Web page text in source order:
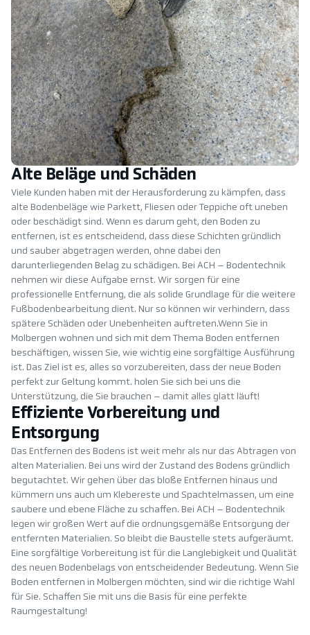
Alte Beläge und Schäden
Viele Kunden haben mit der Herausforderung zu kämpfen, dass
alte Bodenbeläge wie Parkett, Fliesen oder Teppiche oft uneben
oder beschädigt sind. Wenn es darum geht, den Boden zu
entfernen, ist es entscheidend, dass diese Schichten gründlich
und sauber abgetragen werden, ohne dabei den
darunterliegenden Belag zu schädigen. Bei ACH – Bodentechnik
nehmen wir diese Aufgabe ernst. Wir sorgen für eine
professionelle Entfernung, die als solide Grundlage für die weitere
Fußbodenbearbeitung dient. Nur so können wir verhindern, dass
spätere Schäden oder Unebenheiten auftreten.Wenn Sie in
Molbergen wohnen und sich mit dem Thema Boden entfernen
beschäftigen, wissen Sie, wie wichtig eine sorgfältige Ausführung
ist. Das Ziel ist es, alles so vorzubereiten, dass der neue Boden
perfekt zur Geltung kommt. holen Sie sich bei uns die
Unterstützung, die Sie brauchen – damit alles glatt läuft!
Effiziente Vorbereitung und
Entsorgung
Das Entfernen des Bodens ist weit mehr als nur das Abtragen von
alten Materialien. Bei uns wird der Zustand des Bodens gründlich
begutachtet. Wir gehen über das bloße Entfernen hinaus und
kümmern uns auch um Klebereste und Spachtelmassen, um eine
saubere und ebene Fläche zu schaffen. Bei ACH – Bodentechnik
legen wir großen Wert auf die ordnungsgemäße Entsorgung der
entfernten Materialien. So bleibt die Baustelle stets aufgeräumt.
Eine sorgfältige Vorbereitung ist für die Langlebigkeit und Qualität
des neuen Bodenbelags von entscheidender Bedeutung. Wenn Sie
Boden entfernen in Molbergen möchten, sind wir die richtige Wahl
für Sie. Schaffen Sie mit uns die Basis für eine perfekte
Raumgestaltung!